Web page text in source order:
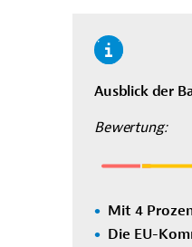
Ausblick der
Bewertung:
Mit 4
Die EU-